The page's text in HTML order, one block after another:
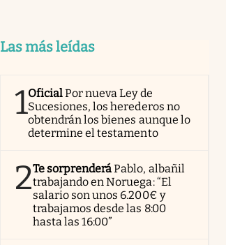
Las más leídas
1OficialPor nueva Ley de
Sucesiones, los herederos no
obtendrán los bienes aunque lo
determine el testamento
2Te sorprenderáPablo, albañil
trabajando en Noruega: “El
salario son unos 6.200€ y
trabajamos desde las 8:00
hasta las 16:00”